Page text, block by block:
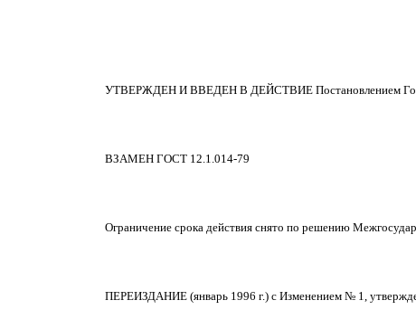
УТВЕРЖДЕН И ВВЕДЕН В ДЕЙСТВИЕ Постановлением
ВЗАМЕН ГОСТ 12.1.014-79
Ограничение срока действия снято по решению
ПЕРЕИЗДАНИЕ (январь 1996 г.) с Изменением № 1,